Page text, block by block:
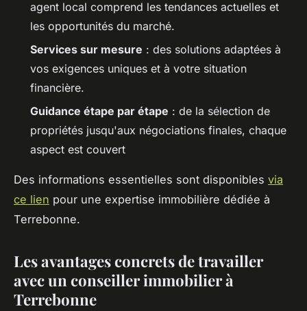
agent local comprend les tendances actuelles et
les opportunités du marché.
Services sur mesure : des solutions adaptées à
vos exigences uniques et à votre situation
financière.
Guidance étape par étape : de la sélection de
propriétés jusqu'aux négociations finales, chaque
aspect est couvert
Des informations essentielles sont disponibles via
ce lien pour une expertise immobilière dédiée à
Terrebonne.
Les avantages concrets de travailler
avec un conseiller immobilier à
Terrebonne